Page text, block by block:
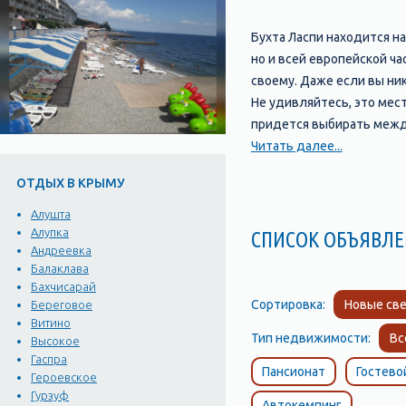
ОТДЫХ В КРЫМУ
Алушта
Алупка
Андреевка
Балаклава
Бахчисарай
Береговое
Витино
Высокое
Гаспра
Героевское
Гурзуф
Бухта Ласпи находится
но и всей европейской
своему. Даже если вы
Не удивляйтесь, это
придется выбирать
абсолютно «диким» (в
Место очень удобно для
летом ходят лесники и
пешеходный. Учитывая
в Ласпи хорош и для
смотровая площадка.
по двум кафе с
Читать далее...
СПИСОК
Сортировка: Новые
Тип недвижимости:
Пансионат